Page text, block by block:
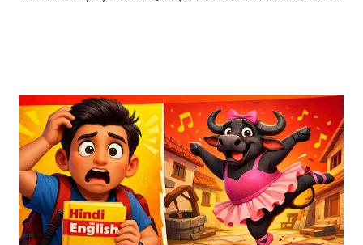
वक्त बदलते देर नहीं लगती। जिस तरह नुसरत फतेह अली खान साहब ने तुम्हें
दिल्लगी भूल जानी पड़ेगी गाकर इश्क़ और इबादत का फर्क समझाया, उसी तरह यह
कलाम हमें 'शुक्र' (Gratitude) का पाठ पढ़ाता है। इस लेख में हम इस कालजयी
रचना के हिंदी बोल (Lyrics), उसके गूढ़ अर्थ और शब्दार्थ को विस्तार से समझेंगे।
...